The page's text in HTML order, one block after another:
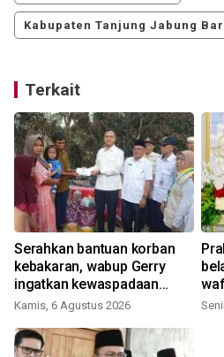
Kabupaten Tanjung Jabung
Terkait
Serahkan bantuan korban
kebakaran, wabup Gerry
ingatkan kewaspadaan
musim kemarau
Kamis, 6 Agustus 2026